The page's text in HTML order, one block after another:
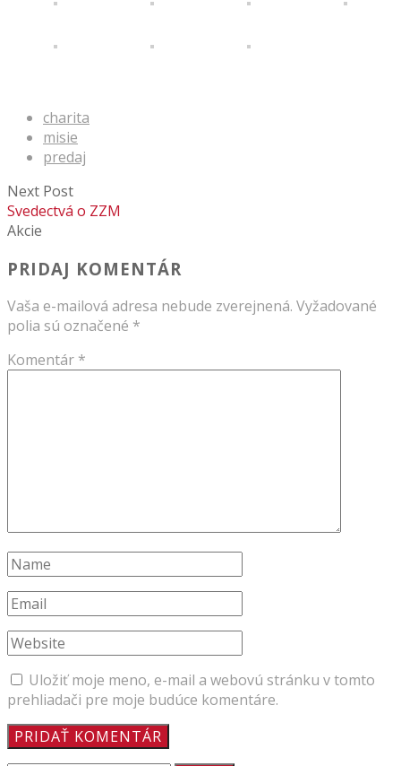
charita
misie
predaj
Next Post
Svedectvá o ZZM
Akcie
PRIDAJ KOMENTÁR
Vaša e-mailová adresa nebude zverejnená. Vyžadované
polia sú označené *
Komentár *
Uložiť moje meno, e-mail a webovú stránku v tomto
prehliadači pre moje budúce komentáre.